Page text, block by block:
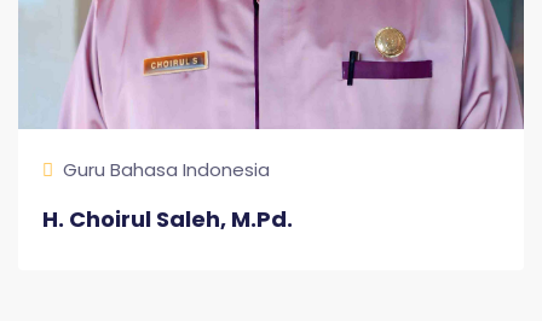
Guru Bahasa Indonesia
H. Choirul Saleh, M.Pd.